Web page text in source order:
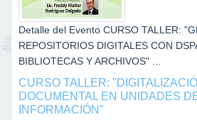
Detalle del Evento CURSO TALLER:
REPOSITORIOS DIGITALES CON
BIBLIOTECAS Y ARCHIVOS" ...
CURSO TALLER:
DOCUMENTAL EN UNIDADES
INFORMACIÓN"